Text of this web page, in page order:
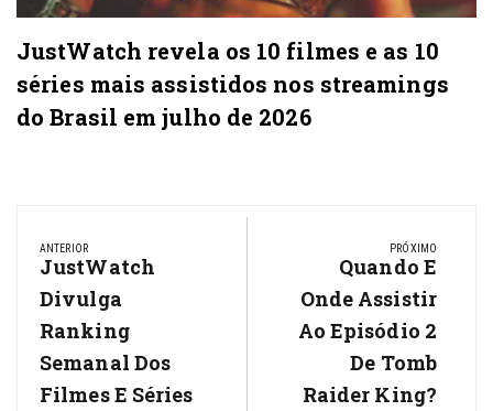
JustWatch revela os 10 filmes e as 10
séries mais assistidos nos streamings
do Brasil em julho de 2026
de
Post
ANTERIOR
Previous
Post:
JustWatch
Divulga
Ranking
Semanal Dos
Filmes E Séries
PRÓXIMO
Next
Post:
Quando E
Onde Assistir
Ao Episódio 2
De Tomb
Raider King?